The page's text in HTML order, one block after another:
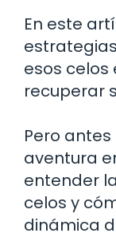
En este
esos celos
recuperar
Pero
aventura
entender
celos y
dinámica